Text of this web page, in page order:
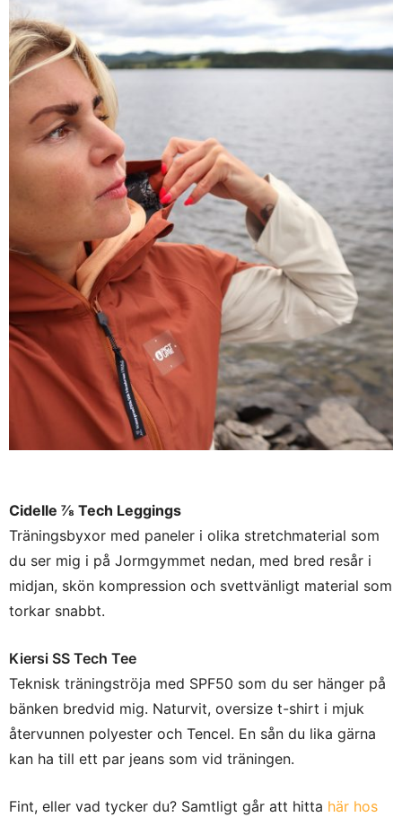
Cidelle ⅞ Tech Leggings
Träningsbyxor med paneler i olika stretchmaterial som
du ser mig i på Jormgymmet nedan, med bred resår i
midjan, skön kompression och svettvänligt material som
torkar snabbt.
Kiersi SS Tech Tee
Teknisk träningströja med SPF50 som du ser hänger på
bänken bredvid mig. Naturvit, oversize t-shirt i mjuk
återvunnen polyester och Tencel. En sån du lika gärna
kan ha till ett par jeans som vid träningen.
Fint, eller vad tycker du? Samtligt går att hitta här hos